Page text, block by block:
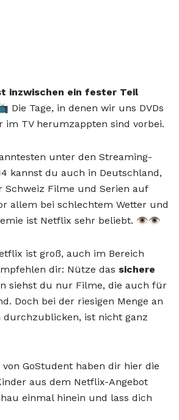
inzwischen ein fester Teil
Die Tage, in denen wir uns DVDs
im TV herumzappten sind vorbei.
unter den Streaming-
kannst du auch in Deutschland,
Schweiz Filme und Serien auf
allem bei schlechtem Wetter und
ist Netflix sehr beliebt. 👁️👁️
ist groß, auch im Bereich
dir: Nütze das sichere
siehst du nur Filme, die auch für
Doch bei der riesigen Menge an
durchzublicken, ist nicht ganz
von GoStudent haben dir hier die
aus dem Netflix-Angebot
einmal hinein und lass dich